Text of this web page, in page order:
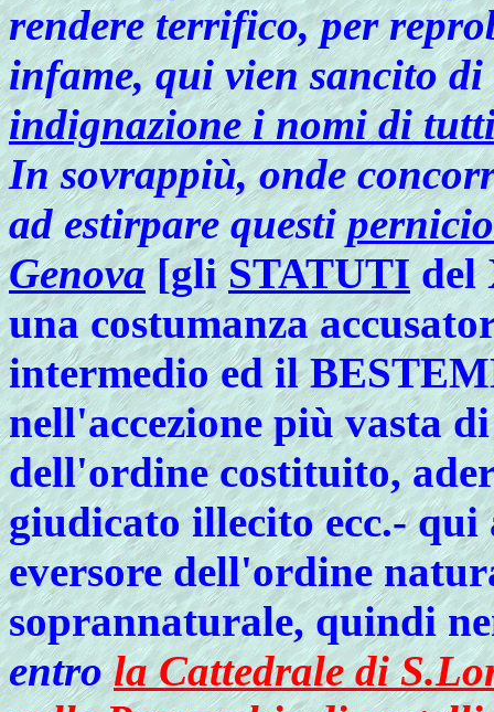
rendere terrifico, per
infame, qui vien sancito di
indignazione i nomi di
Insovrappiù, onde
ad estirpare questi
Genova [gliSTATUTIdel
una costumanza
intermedio ed il
nell'accezione più vasta
dell'ordine costituito,
giudicato illecito ecc.-
eversore dell'ordine
soprannaturale, quindi
entrola Cattedrale di